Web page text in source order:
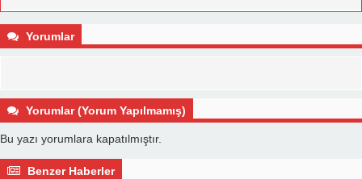
Yorumlar
Yorumlar (Yorum Yapılmamış)
Bu yazı yorumlara kapatılmıştır.
Benzer Haberler